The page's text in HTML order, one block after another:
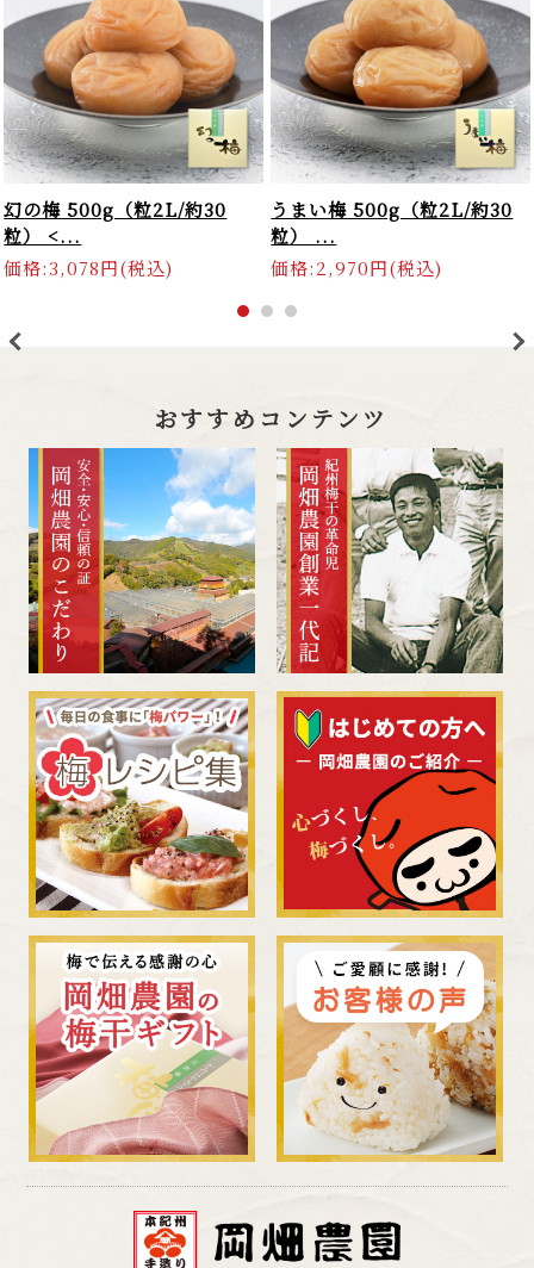
幻の梅 500g（粒2L/約30
粒） <...
価格:3,078円(税込)
うまい梅 500g（粒2L/約30
粒） ...
価格:2,970円(税込)
< >
おすすめコンテンツ